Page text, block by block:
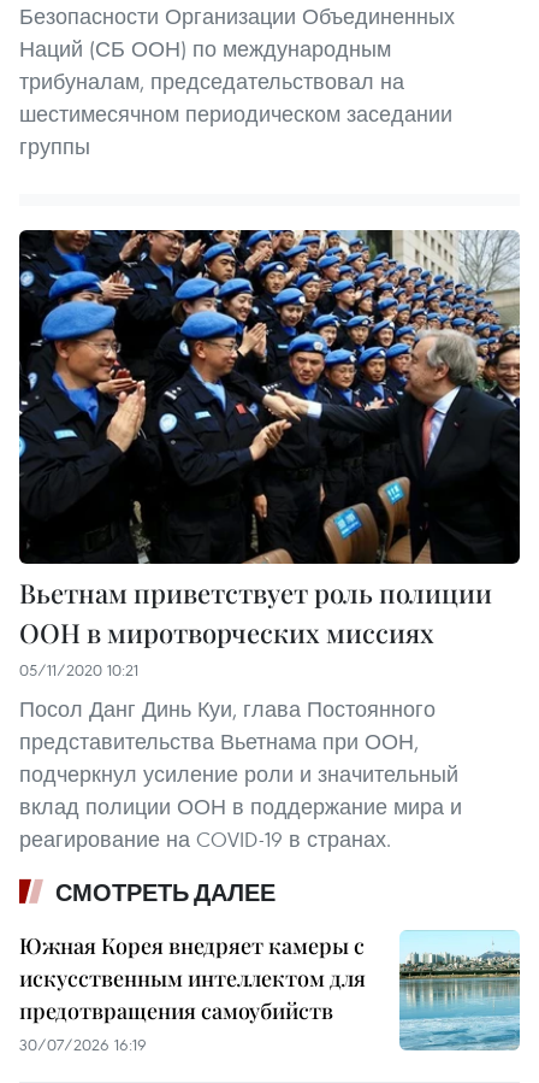
Безопасности Организации Объединенных
Наций (СБ ООН) по международным
трибуналам, председательствовал на
шестимесячном периодическом заседании
группы
Вьетнам приветствует роль полиции
ООН в миротворческих миссиях
05/11/2020 10:21
Посол Данг Динь Куи, глава Постоянного
представительства Вьетнама при ООН,
подчеркнул усиление роли и значительный
вклад полиции ООН в поддержание мира и
реагирование на COVID-19 в странах.
СМОТРЕТЬ ДАЛЕЕ
Южная Корея внедряет камеры с
искусственным интеллектом для
предотвращения самоубийств
30/07/2026 16:19